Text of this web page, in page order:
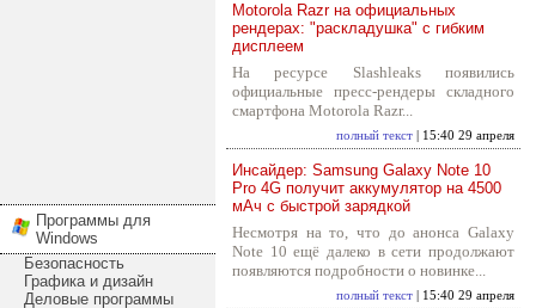
Программы для
Windows
Безопасность
Графика и дизайн
Деловые программы
Motorola Razr на официальных
рендерах: "раскладушка" с гибким
дисплеем
На ресурсе Slashleaks появились
официальные пресс-рендеры складного
смартфона Motorola Razr...
полный текст | 15:40 29 апреля
Инсайдер: Samsung Galaxy Note 10
Pro 4G получит аккумулятор на 4500
мАч с быстрой зарядкой
Несмотря на то, что до анонса Galaxy
Note 10 ещё далеко в сети продолжают
появляются подробности о новинке...
полный текст | 15:40 29 апреля